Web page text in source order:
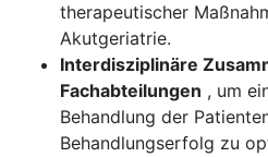
therapeutischer
Akutgeriatrie.
Interdisziplinäre
Fachabteilungen , um
Behandlung der
Behandlungserfolg zu